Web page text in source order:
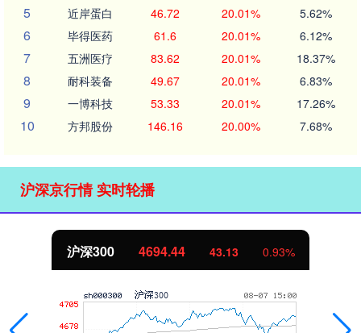
5 近岸蛋白 46.72 20.01% 5.62%
6 毕得医药 61.6 20.01% 6.12%
7 五洲医疗 83.62 20.01% 18.37%
8 耐科装备 49.67 20.01% 6.83%
9 一博科技 53.33 20.01% 17.26%
10 方邦股份 146.16 20.00% 7.68%
沪深京行情 实时轮播
沪深300 4694.44 43.13 0.93%